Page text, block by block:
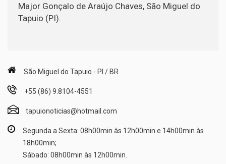
Major Gonçalo de Araújo Chaves, São Miguel do
Tapuio (PI).
São Miguel do Tapuio - PI / BR
+55 (86) 9.8104-4551
tapuionoticias@hotmail.com
Segunda a Sexta: 08h00min às 12h00min e 14h00min às
18h00min;
Sábado: 08h00min às 12h00min.